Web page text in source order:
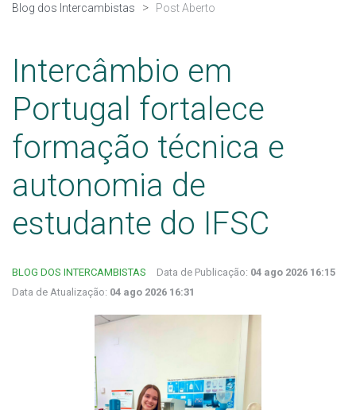
Blog dos Intercambistas
Post Aberto
Intercâmbio em
Portugal fortalece
formação técnica e
autonomia de
estudante do IFSC
BLOG DOS INTERCAMBISTAS Data de Publicação: 04 ago 2026 16:15
Data de Atualização: 04 ago 2026 16:31